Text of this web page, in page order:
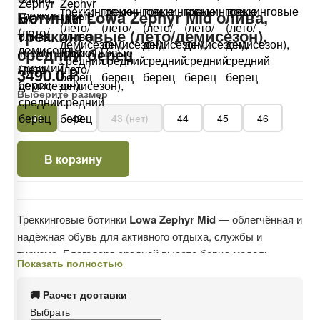
Ботинки Lowa Zephyr Mid олива,
треккинговые (лето/демисезон),
средний берец
3490.0 ₽
Выберите размер
41
42 43 (нет) 44 45 46
В корзину
Треккинговые ботинки Lowa Zephyr Mid— облегчённая и
надёжная обувь для активного отдыха, службы и
туризма. Благодаря средней высоте берца модель
обеспечивает баланс между свободой движений и
фиксацией голеностопа.
Верх выполнен из натурального нубука и прочной
Показать полностью
🚚 Расчет доставки
Выбрать